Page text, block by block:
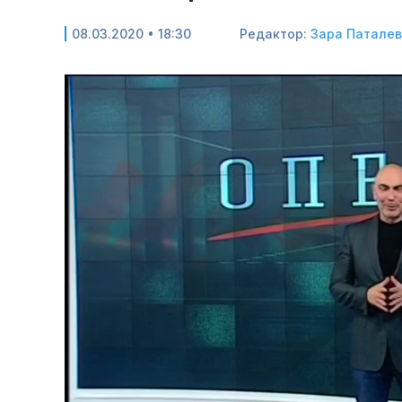
08.03.2020 • 18:30 Редактор: Зара